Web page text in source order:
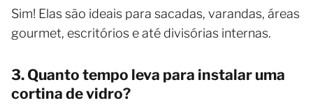
Sim! Elas são ideais para sacadas, varandas, áreas
gourmet, escritórios e até divisórias internas.
3. Quanto tempo leva para instalar uma
cortina de vidro?